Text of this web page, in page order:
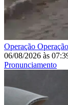
Operação
06/08/2026 às
Pronunciamento